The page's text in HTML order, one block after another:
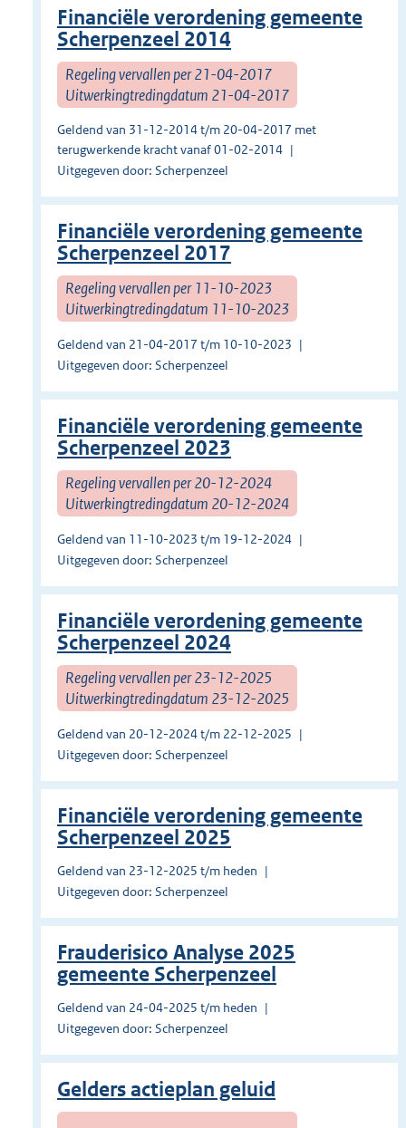
Financiële verordening gemeente
Scherpenzeel 2014
Regeling vervallen per 21-04-2017
Uitwerkingtredingdatum 21-04-2017
Geldend van 31-12-2014 t/m 20-04-2017 met
terugwerkende kracht vanaf 01-02-2014
Uitgegeven door: Scherpenzeel
Financiële verordening gemeente
Scherpenzeel 2017
Regeling vervallen per 11-10-2023
Uitwerkingtredingdatum 11-10-2023
Geldend van 21-04-2017 t/m 10-10-2023
Uitgegeven door: Scherpenzeel
Financiële verordening gemeente
Scherpenzeel 2023
Regeling vervallen per 20-12-2024
Uitwerkingtredingdatum 20-12-2024
Geldend van 11-10-2023 t/m 19-12-2024
Uitgegeven door: Scherpenzeel
Financiële verordening gemeente
Scherpenzeel 2024
Regeling vervallen per 23-12-2025
Uitwerkingtredingdatum 23-12-2025
Geldend van 20-12-2024 t/m 22-12-2025
Uitgegeven door: Scherpenzeel
Financiële verordening gemeente
Scherpenzeel 2025
Geldend van 23-12-2025 t/m heden
Uitgegeven door: Scherpenzeel
Frauderisico Analyse 2025
gemeente Scherpenzeel
Geldend van 24-04-2025 t/m heden
Uitgegeven door: Scherpenzeel
Gelders actieplan geluid